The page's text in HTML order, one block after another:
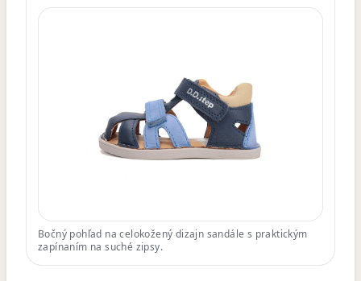
Bočný pohľad na celokožený dizajn sandále s praktickým
zapínaním na suché zipsy.